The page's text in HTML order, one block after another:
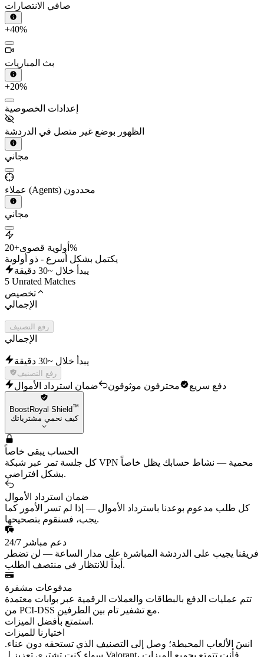
صافي الانتصارات
+40%
بث المباريات
+20%
إعدادات الخصوصية
الظهور بوضع غير متصل في الدردشة
مجاني
عملاء (Agents) محددون
مجاني
أولوية قصوى +20%
يكتمل بشكل أسرع - ذو أولوية
يبدأ خلال ~30 دقيقة
5 Unrated Matches
تخصيص
الإجمالي
رفع التصنيف
الإجمالي
يبدأ خلال ~30 دقيقة
رفع التصنيف
دفع سريع محترفون موثوقون ضمان استرداد الأموال
BoostRoyal Shield™
كيف نحمي مشترياتك
الحساب يبقى خاصاً
كل جلسة تمر عبر شبكة VPN محمية — نشاط حسابك يظل خاصاً
بشكل افتراضي.
ضمان استرداد الأموال
كل طلب مدعوم بوعدنا باسترداد الأموال — إذا لم تسر الأمور كما
يجب، فسنقوم بتصحيحها.
دعم مباشر 24/7
فريقنا يجيب على الدردشة المباشرة على مدار الساعة — لن تضطر
أبداً للانتظار في منتصف الطلب.
مدفوعات مشفرة
تتم عمليات الدفع بالبطاقات والعملات الرقمية عبر بوابات معتمدة
من PCI-DSS مع تشفير تام بين الطرفين.
استمتع بأفضل الميزات.
اختيارنا للميزات
انسَ الألعاب المحبطة؛ وصل إلى التصنيف الذي تستحقه دون عناء.
سواء كنت تشتري تعزيز لـ Valorant، فأنت تتمتع بجميع الميزات